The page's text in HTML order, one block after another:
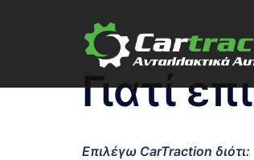
Γιατί
Επιλέγω CarTraction διότι: